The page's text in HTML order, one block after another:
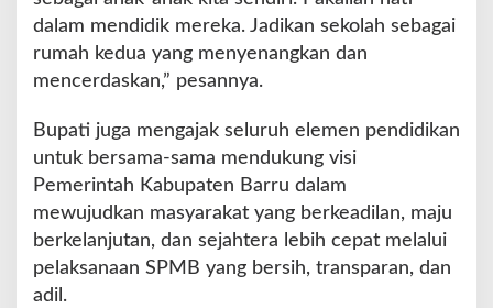
dalam mendidik mereka. Jadikan sekolah sebagai
rumah kedua yang menyenangkan dan
mencerdaskan,” pesannya.
Bupati juga mengajak seluruh elemen pendidikan
untuk bersama-sama mendukung visi
Pemerintah Kabupaten Barru dalam
mewujudkan masyarakat yang berkeadilan, maju
berkelanjutan, dan sejahtera lebih cepat melalui
pelaksanaan SPMB yang bersih, transparan, dan
adil.